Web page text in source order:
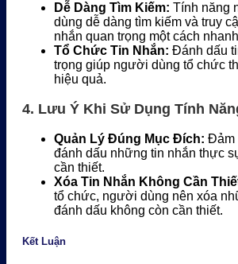
Dễ Dàng Tìm Kiếm: Tính năng
dùng dễ dàng tìm kiếm và truy
nhắn quan trọng một cách
Tổ Chức Tin Nhắn: Đánh dấu
trọng giúp người dùng tổ chức
hiệu quả.
4. Lưu Ý Khi Sử Dụng Tính
Quản Lý Đúng Mục Đích: Đảm
đánh dấu những tin nhắn thực
cần thiết.
Xóa Tin Nhắn Không Cần
tổ chức, người dùng nên xóa
đánh dấu không còn cần thiết.
Kết Luận